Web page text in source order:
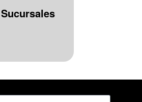
Sucursales